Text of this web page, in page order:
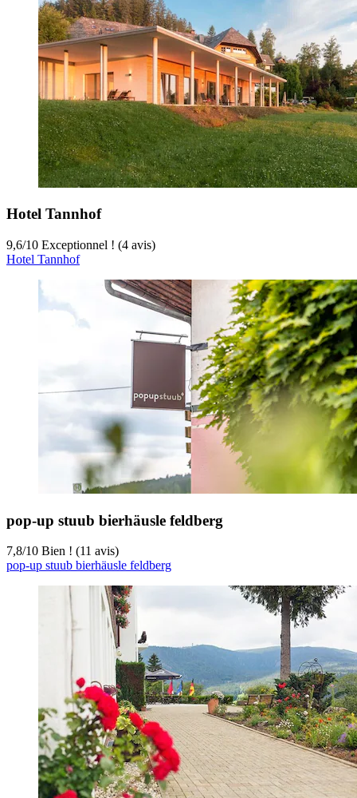
Hotel Tannhof
9,6/10 Exceptionnel ! (4 avis)
Hotel Tannhof
pop-up stuub bierhäusle feldberg
7,8/10 Bien ! (11 avis)
pop-up stuub bierhäusle feldberg